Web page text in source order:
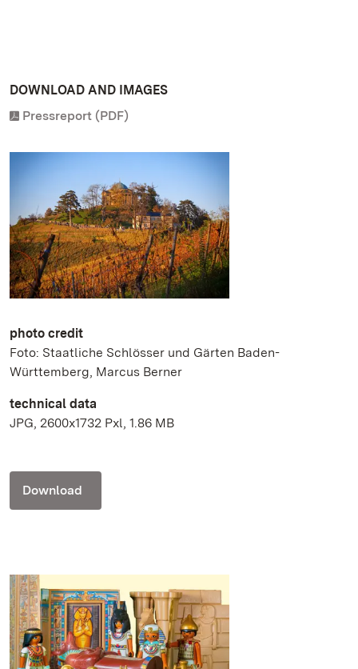
DOWNLOAD AND IMAGES
Pressreport (PDF)
photo credit
Foto: Staatliche Schlösser und Gärten Baden-
Württemberg, Marcus Berner
technical data
JPG, 2600x1732 Pxl, 1.86 MB
Download